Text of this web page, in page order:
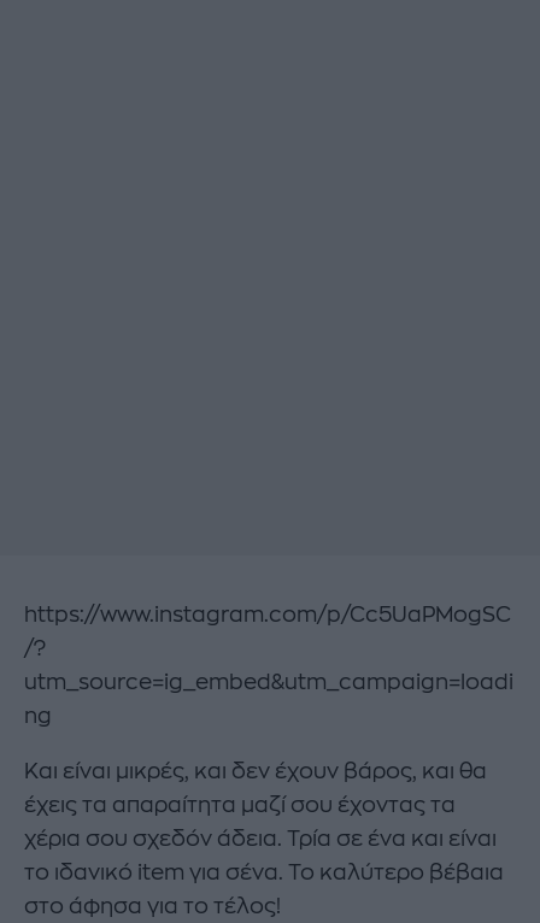
https://www.instagram.com/p/Cc5UaPMogSC
/?
utm_source=ig_embed&utm_campaign=loadi
ng
Και είναι μικρές, και δεν έχουν βάρος, και θα
έχεις τα απαραίτητα μαζί σου έχοντας τα
χέρια σου σχεδόν άδεια. Τρία σε ένα και είναι
το ιδανικό item για σένα. Το καλύτερο βέβαια
στο άφησα για το τέλος!